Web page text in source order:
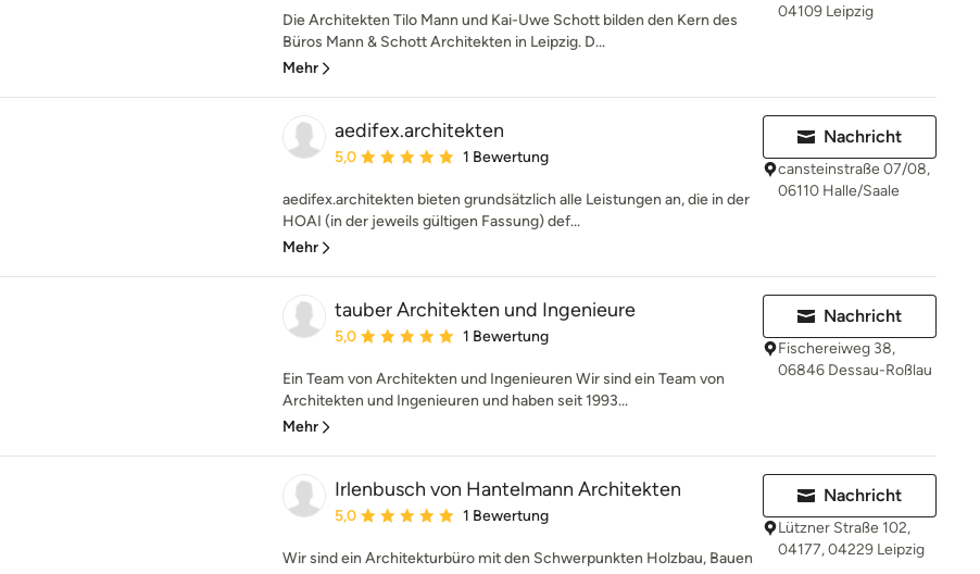
Die Architekten Tilo Mann und Kai-Uwe Schott bilden den Kern des
Büros Mann & Schott Architekten in Leipzig. D...
Mehr
04109 Leipzig
aedifex.architekten
Durchschnittliche Bewertung: 5 von 5 Sternen
5,0 1 Bewertung
aedifex.architekten bieten grundsätzlich alle Leistungen an, die in der
HOAI (in der jeweils gültigen Fassung) def...
Mehr
Nachricht
cansteinstraße 07/08,
06110 Halle/Saale
tauber Architekten und Ingenieure
Durchschnittliche Bewertung: 5 von 5 Sternen
5,0 1 Bewertung
Ein Team von Architekten und Ingenieuren Wir sind ein Team von
Architekten und Ingenieuren und haben seit 1993...
Mehr
Nachricht
Fischereiweg 38,
06846 Dessau-Roßlau
Irlenbusch von Hantelmann Architekten
Durchschnittliche Bewertung: 5 von 5 Sternen
5,0 1 Bewertung
Wir sind ein Architekturbüro mit den Schwerpunkten Holzbau, Bauen
Nachricht
Lützner Straße 102,
04177, 04229 Leipzig